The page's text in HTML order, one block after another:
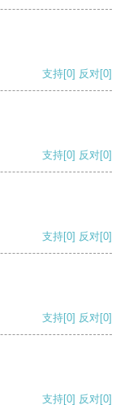
支持[0] 反对[0]
支持[0] 反对[0]
支持[0] 反对[0]
支持[0] 反对[0]
支持[0] 反对[0]